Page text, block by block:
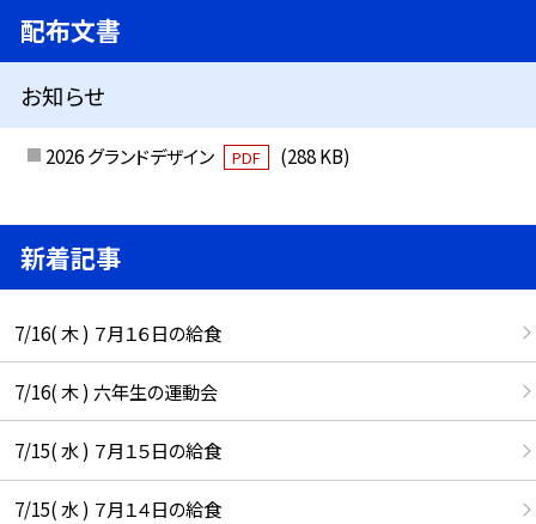
配布文書
お知らせ
2026 グランドデザイン PDF (288 KB)
新着記事
7/16( 木 ) ７月１６日の給食
7/16( 木 ) 六年生の運動会
7/15( 水 ) ７月１５日の給食
7/15( 水 ) ７月１４日の給食